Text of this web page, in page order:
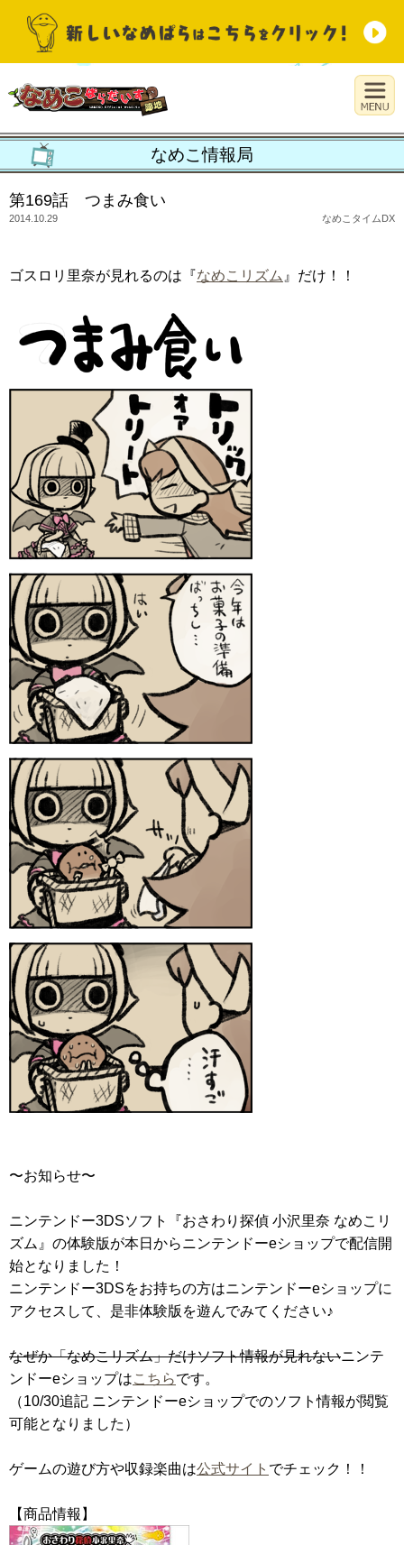
なめこ情報局
第169話 つまみ食い
2014.10.29 なめこタイムDX
ゴスロリ里奈が見れるのは『なめこリズム 』だけ！！
〜お知らせ〜
ニンテンドー3DSソフト『おさわり探偵 小沢里奈 なめこリ
ズム』の体験版が本日からニンテンドーeショップで配信開
始となりました！
ニンテンドー3DSをお持ちの方はニンテンドーeショップに
アクセスして、是非体験版を遊んでみてください♪
なぜか「なめこリズム」だけソフト情報が見れないニンテ
ンドーeショップはこちらです。
（10/30追記 ニンテンドーeショップでのソフト情報が閲覧
可能となりました）
ゲームの遊び方や収録楽曲は公式サイト でチェック！！
【商品情報】